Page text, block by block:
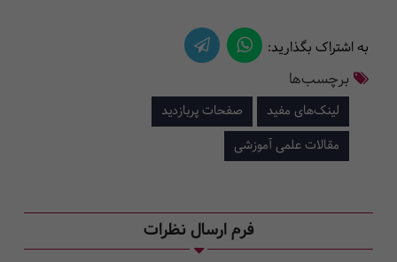
به اشتراک بگذارید:
برچسب‌ها
لینک‌های مفید
صفحات پربازدید
مقالات علمی آموزشی
فرم ارسال نظرات